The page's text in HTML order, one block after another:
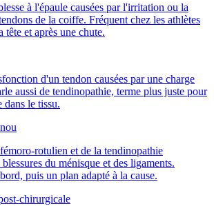
à l'épaule causées par l'irritation ou la
de la coiffe. Fréquent chez les athlètes
tête et après une chute.
d'un tendon causées par une charge
aussi de tendinopathie, terme plus juste pour
dans le tissu.
rotulien et de la tendinopathie
du ménisque et des ligaments.
puis un plan adapté à la cause.
chirurgicale